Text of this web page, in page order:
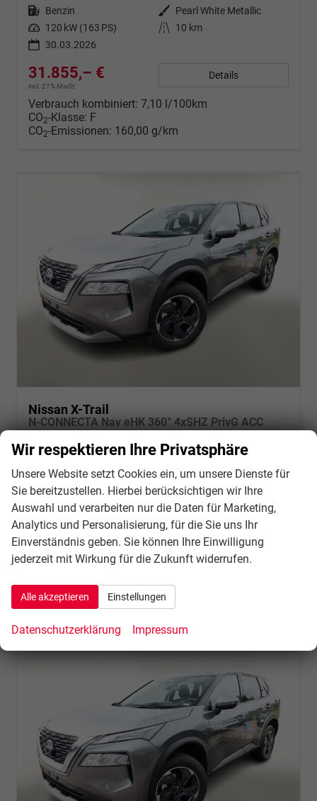
Kraftstoff Benzin Außenfarbe Pearl White Metallic
Leistung 120 kW (163 PS) Kilometerstand
10 km
30.03.2026
31.855,– €
incl. 21% MwSt.
Details
Verbrauch kombiniert: 7,10 l/100km
CO2-Klasse: F
CO2-Emissionen: 160,00 g/km
Nissan X-Trail
N-CONNECTA Nav eHK 360° 4xSHZ PrivG ACC
Kraftstoff
Benzin Außenfarbe Dark Grey Metallic
Leistung 120 kW (163 PS) Kilometerstand 10 km
09.04.2026
32.136,– €
incl. 21% MwSt.
Details
CO2 -Klasse: F
CO -Emissionen:158,00 g/km
Wir respektieren Ihre Privatsphäre
Unsere Website setzt Cookies ein, um unsere Dienste für
Sie bereitzustellen. Hierbei berücksichtigen wir Ihre
Auswahl und verarbeiten nur die Daten für Marketing,
Analytics und Personalisierung, für die Sie uns Ihr
Einverständnis geben. Sie können Ihre Einwilligung
jederzeit mit Wirkung für die Zukunft widerrufen.
Alle akzeptieren Einstellungen
Datenschutzerklärung Impressum